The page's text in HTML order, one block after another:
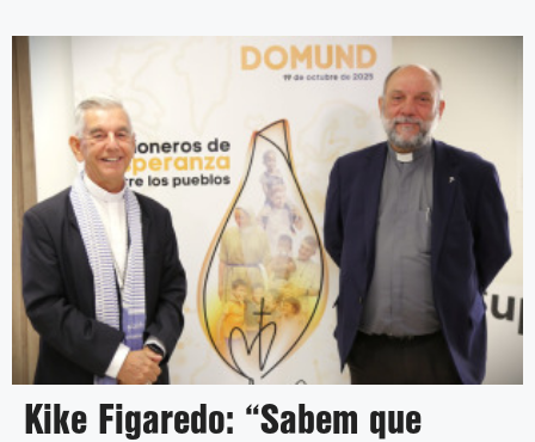
Kike Figaredo: “Sabem que